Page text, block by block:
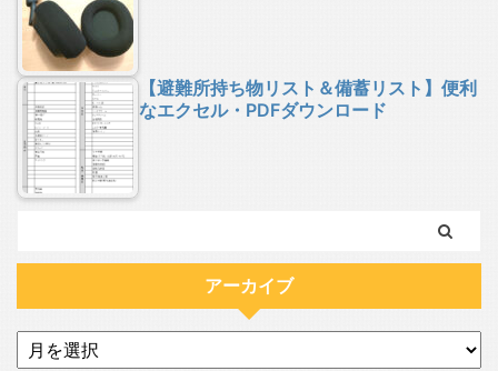
【避難所持ち物リスト＆備蓄リスト】便利
なエクセル・PDFダウンロード
アーカイブ